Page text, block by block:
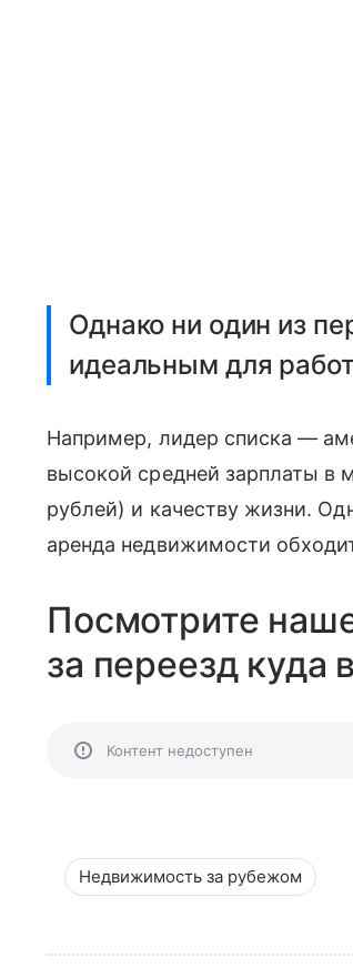
Однако ни один из
идеальным для
Например, лидер списка —
высокой средней зарплаты в
рублей) и качеству жизни.
аренда недвижимости
Посмотрите
за переезд куда
Контент недоступен
Недвижимость за рубежом